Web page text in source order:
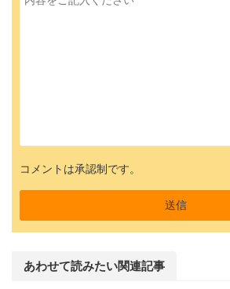
コメントは承認制です。
あわせて読みたい関連記事